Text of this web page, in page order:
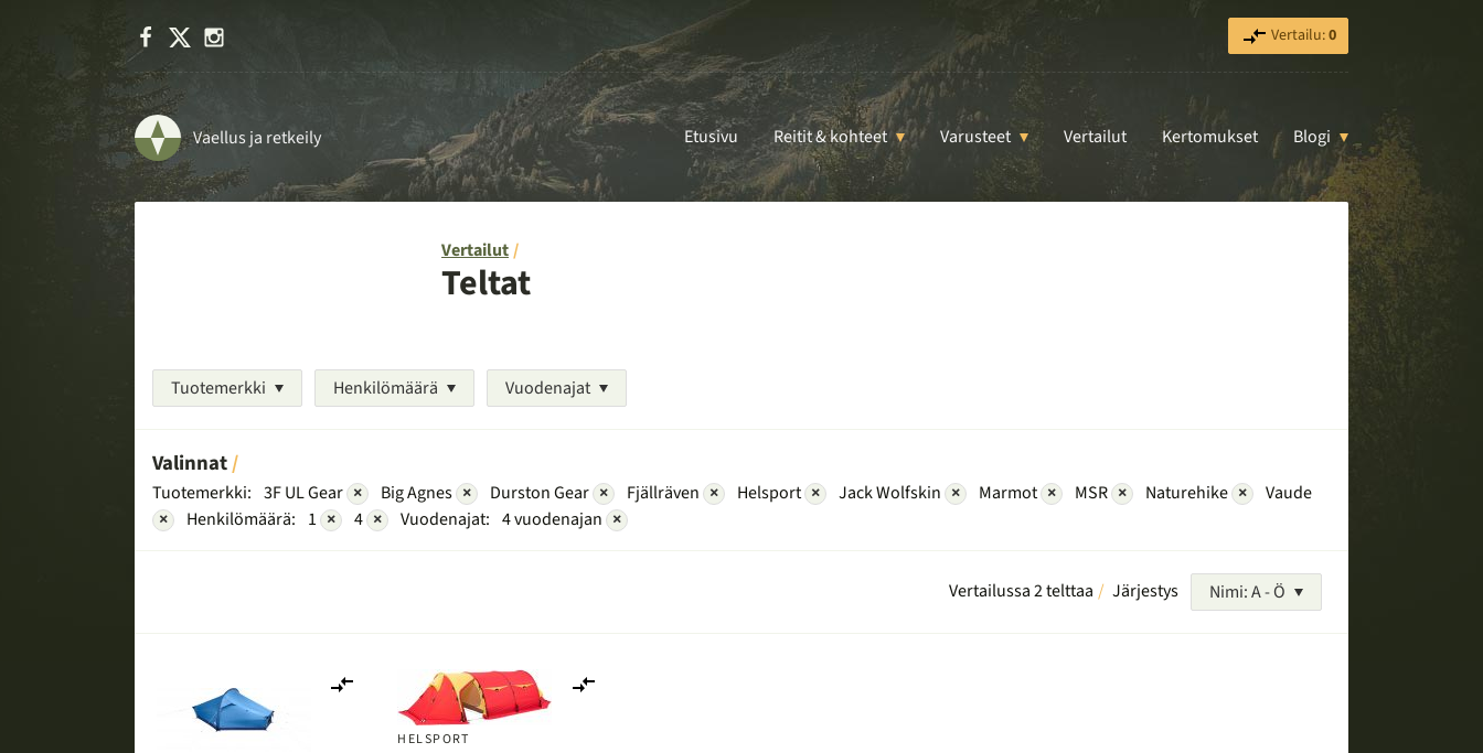
Facebook Vertailu:0
Vaellus ja retkeily Etusivu Reitit & kohteet Varusteet Vertailut Kertomukset Blogi
Vertailut
Teltat
Tuotemerkki Henkilömäärä Vuodenajat
Valinnat
Tuotemerkki: 3F UL Gear × Big Agnes × Durston Gear × Fjällräven × Helsport × Jack Wolfskin × Marmot × MSR × Naturehike ×
Vaude
×
Henkilömäärä: 1 × 4 × Vuodenajat: 4 vuodenajan ×
Vertailussa 2 telttaa Järjestys Nimi: A - Ö
vertailuun
HELSPORT